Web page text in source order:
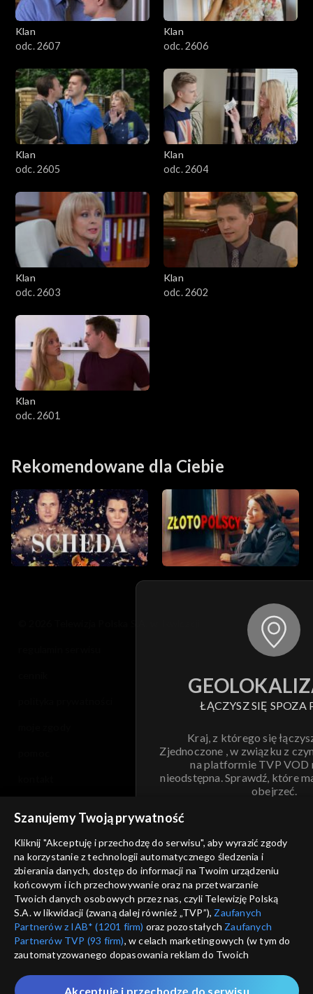
Klan
odc. 2607
Klan
odc. 2606
Klan
odc. 2605
Klan
odc. 2604
Klan
odc. 2603
Klan
odc. 2602
Klan
odc. 2601
Rekomendowane dla Ciebie
ŁĄCZYSZ SIĘ SPOZA
Kraj, z którego się
Zjednoczone , w związku z
na platformie TVP VOD
nieodstępna. Sprawdź, które
obejrzeć.
ANULUJ
informacje o dostawcy usług
Szanujemy Twoją prywatność
Kliknij "Akceptuję i przechodzę do serwisu", aby wyrazić zgody
na korzystanie z technologii automatycznego śledzenia i
zbierania danych, dostęp do informacji na Twoim urządzeniu
końcowym i ich przechowywanie oraz na przetwarzanie
Twoich danych osobowych przez nas, czyli Telewizję Polską
S.A. w likwidacji (zwaną dalej również „TVP”), Zaufanych
Partnerów z IAB* (1201 firm) oraz pozostałych Zaufanych
Partnerów TVP (93 firm), w celach marketingowych (w tym do
zautomatyzowanego dopasowania reklam do Twoich
które wskazujemy poniżej, a także zgody na udostępnianie
Akceptuję i przechodzę do serwisu